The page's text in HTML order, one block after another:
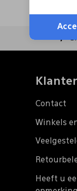
Contact
Winkels
Heeft u